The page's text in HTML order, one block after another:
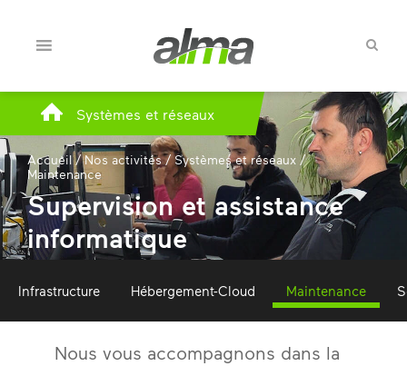
Systèmes et réseaux
Accueil/Nos activités/Systèmes et réseaux /
Maintenance
Supervision et assistance
informatique
Infrastructure Hébergement-Cloud Maintenance
Nous vous accompagnons dans la